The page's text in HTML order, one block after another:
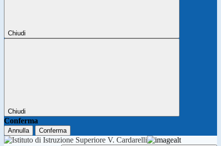
Chiudi
Chiudi
Conferma
Annulla Conferma